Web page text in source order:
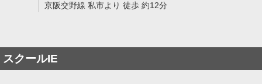
京阪交野線 私市より 徒歩 約12分
スクールIE